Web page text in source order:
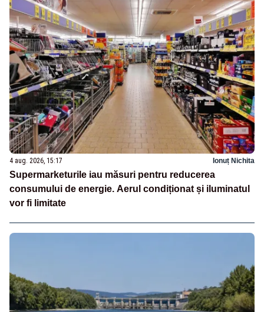
4 aug. 2026, 15:17 Ionuț Nichita
Supermarketurile iau măsuri pentru reducerea
consumului de energie. Aerul condiționat și iluminatul
vor fi limitate